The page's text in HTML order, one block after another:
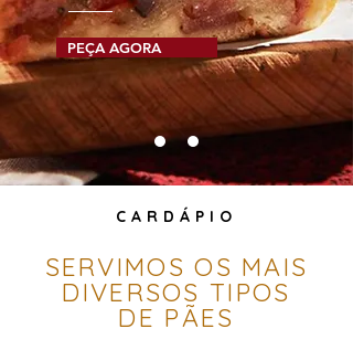
PEÇA AGORA
CARDÁPIO
SERVIMOS OS MAIS
DIVERSOS TIPOS
DE PÃES